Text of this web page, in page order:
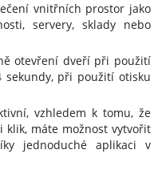
vnitřních prostor jako
servery, sklady nebo
otevření dveří při použití
sekundy, při použití otisku
vzhledem k tomu, že
máte možnost vytvořit
jednoduché aplikaci v